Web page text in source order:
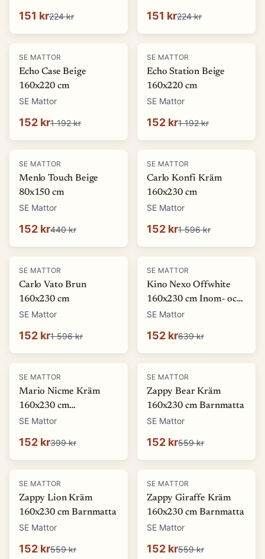
151 kr224 kr 151 kr224 kr
-87%
SE MATTOR
Echo Case Beige
160x220 cm
SE Mattor
152 kr1 192 kr
-87%
SE MATTOR
Echo Station Beige
160x220 cm
SE Mattor
152 kr1 192 kr
-65%
SE MATTOR
Menlo Touch Beige
80x150 cm
SE Mattor
152 kr440 kr
-90%
SE MATTOR
Carlo Konfi Kräm
160x230 cm
SE Mattor
152 kr1 596 kr
-90%
SE MATTOR
Carlo Vato Brun
160x230 cm
SE Mattor
152 kr1 596 kr
-76%
SE MATTOR
Kino Nexo Offwhite
160x230 cm Inom- och
utomhusmatta
SE Mattor
152 kr639 kr
-62%
SE MATTOR
Mario Nicme Kräm
160x230 cm
Wiltonmatta
SE Mattor
152 kr399 kr
-73%
SE MATTOR
Zappy Bear Kräm
160x230 cm Barnmatta
SE Mattor
152 kr559 kr
-73%
SE MATTOR
Zappy Lion Kräm
160x230 cm Barnmatta
SE Mattor
152 kr559 kr
-73%
SE MATTOR
Zappy Giraffe Kräm
160x230 cm Barnmatta
SE Mattor
152 kr559 kr